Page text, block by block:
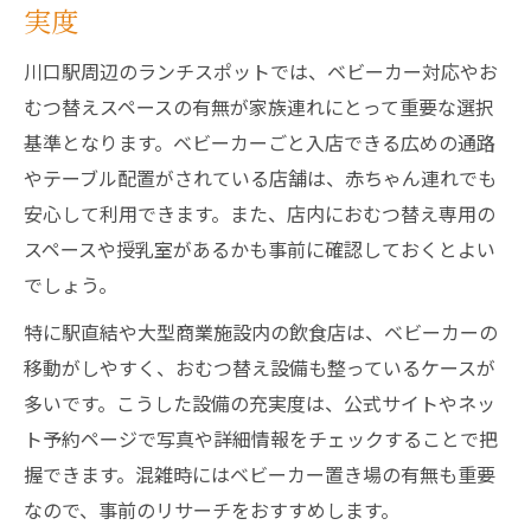
実度
川口駅周辺のランチスポットでは、ベビーカー対応やお
むつ替えスペースの有無が家族連れにとって重要な選択
基準となります。ベビーカーごと入店できる広めの通路
やテーブル配置がされている店舗は、赤ちゃん連れでも
安心して利用できます。また、店内におむつ替え専用の
スペースや授乳室があるかも事前に確認しておくとよい
でしょう。
特に駅直結や大型商業施設内の飲食店は、ベビーカーの
移動がしやすく、おむつ替え設備も整っているケースが
多いです。こうした設備の充実度は、公式サイトやネッ
ト予約ページで写真や詳細情報をチェックすることで把
握できます。混雑時にはベビーカー置き場の有無も重要
なので、事前のリサーチをおすすめします。